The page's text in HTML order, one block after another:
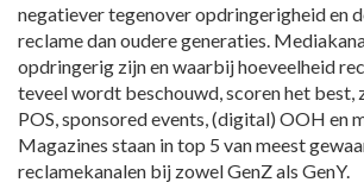
negatiever tegenover opdringerigheid en
reclame dan oudere generaties.
opdringerig zijn en waarbij hoeveelheid
teveel wordt beschouwd, scoren het best,
POS, sponsored events, (digital) OOH en
Magazines staan in top 5 van meest
reclamekanalen bij zowel GenZ als GenY.